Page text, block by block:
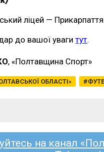
ліцей —
до вашої увагитут.
, «Полтавщина Спорт»
ОБЛАСТІ»
на канал